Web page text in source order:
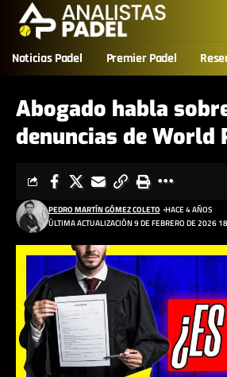
Noticias Padel Premier Padel
Abogado habla
denuncias de World
ÚLTIMA ACTUALIZACIÓN 9 DE FEBRERO DE 2026
PEDRO MARTÍN GÓMEZ COLETO HACE 4 AÑOS